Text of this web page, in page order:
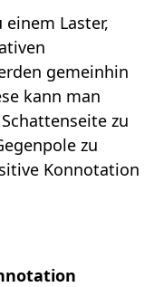
Laster,
gemeinhin
kann man
zu
zu
Konnotation